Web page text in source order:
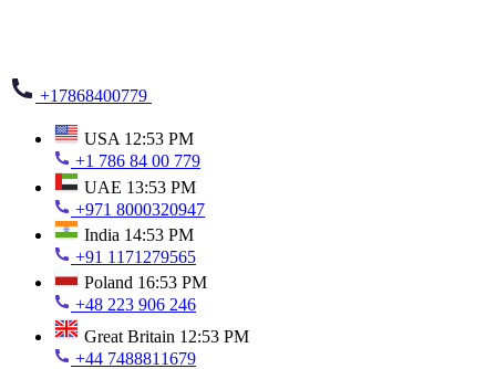
+17868400779
USA 12:53 PM
+1 786 84 00 779
UAE 13:53 PM
+971 8000320947
India 14:53 PM
+91 1171279565
Poland 16:53 PM
+48 223 906 246
Great Britain 12:53 PM
+44 7488811679